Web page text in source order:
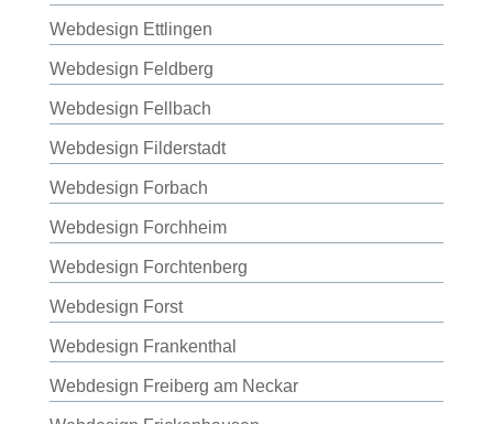
Webdesign Ettlingen
Webdesign Feldberg
Webdesign Fellbach
Webdesign Filderstadt
Webdesign Forbach
Webdesign Forchheim
Webdesign Forchtenberg
Webdesign Forst
Webdesign Frankenthal
Webdesign Freiberg am Neckar